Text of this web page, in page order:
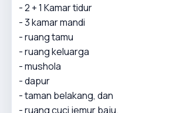
- 2 + 1 Kamar tidur
- 3 kamar mandi
- ruang tamu
- ruang keluarga
- mushola
- dapur
- taman belakang, dan
- ruang cuci jemur baju.